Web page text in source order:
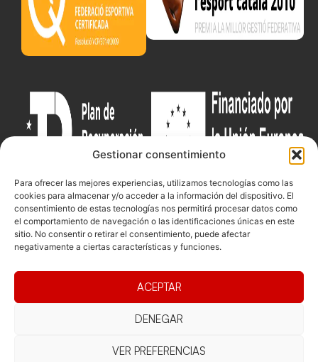
Gestionar consentimiento
Para ofrecer las mejores experiencias, utilizamos tecnologías como las
cookies para almacenar y/o acceder a la información del dispositivo. El
consentimiento de estas tecnologías nos permitirá procesar datos como
el comportamiento de navegación o las identificaciones únicas en este
sitio. No consentir o retirar el consentimiento, puede afectar
negativamente a ciertas características y funciones.
ACEPTAR
DENEGAR
VER PREFERENCIAS
Federació
Competicions
Pista
Competiciones
Playa
Documentacio
Funcionament
Contacte
Jonqueres,
08003